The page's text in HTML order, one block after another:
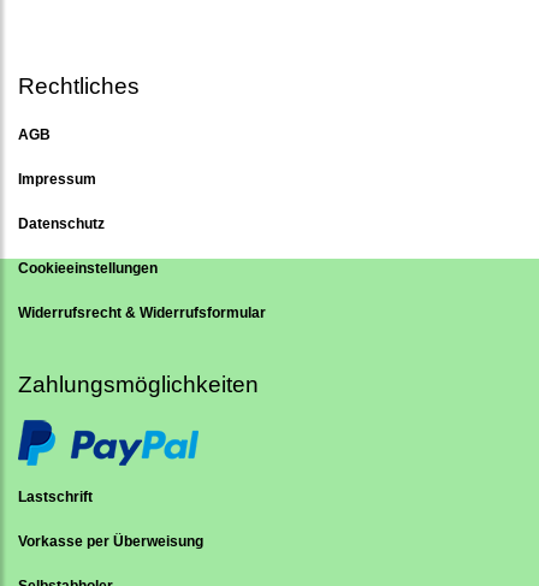
Rechtliches
AGB
Impressum
Datenschutz
Cookieeinstellungen
Widerrufsrecht & Widerrufsformular
Zahlungsmöglichkeiten
Lastschrift
Vorkasse per Überweisung